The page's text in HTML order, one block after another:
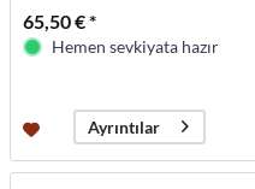
65,50 € *
Hemen sevkiyata hazır
Ayrıntılar